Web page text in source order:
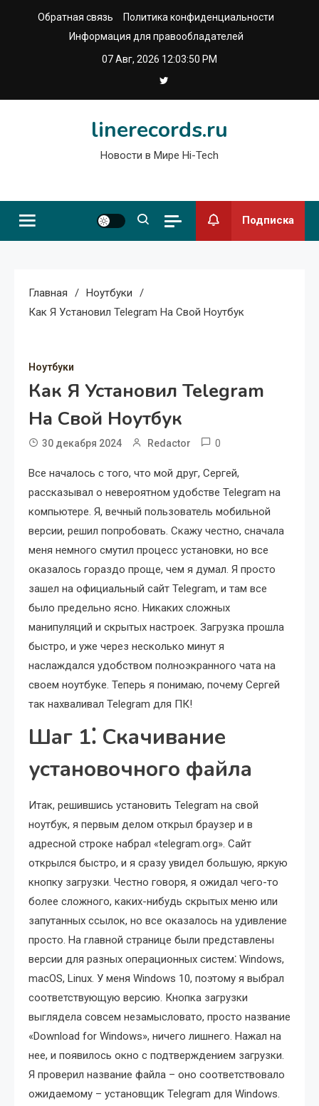
Обратная связь
Политика конфиденциальности
Информация для правообладателей
07 Авг, 2026 12:03:51 PM
linerecords.ru
Новости в Мире Hi-Tech
Подписка
Главная
Ноутбуки
Как Я Установил Telegram На Свой Ноутбук
Ноутбуки
Как Я Установил Telegram
На Свой Ноутбук
30 декабря 2024 Redactor 0
Все началось с того, что мой друг, Сергей,
рассказывал о невероятном удобстве Telegram на
компьютере. Я, вечный пользователь мобильной
версии, решил попробовать. Скажу честно, сначала
меня немного смутил процесс установки, но все
оказалось гораздо проще, чем я думал. Я просто
зашел на официальный сайт Telegram, и там все
было предельно ясно. Никаких сложных
манипуляций и скрытых настроек. Загрузка прошла
быстро, и уже через несколько минут я
наслаждался удобством полноэкранного чата на
своем ноутбуке. Теперь я понимаю, почему Сергей
так нахваливал Telegram для ПК!
Шаг 1⁚ Скачивание
установочного файла
Итак, решившись установить Telegram на свой
ноутбук, я первым делом открыл браузер и в
адресной строке набрал «telegram.org». Сайт
открылся быстро, и я сразу увидел большую, яркую
кнопку загрузки. Честно говоря, я ожидал чего-то
более сложного, каких-нибудь скрытых меню или
запутанных ссылок, но все оказалось на удивление
просто. На главной странице были представлены
версии для разных операционных систем⁚ Windows,
macOS, Linux. У меня Windows 10, поэтому я выбрал
соответствующую версию. Кнопка загрузки
выглядела совсем незамысловато, просто название
«Download for Windows», ничего лишнего. Нажал на
нее, и появилось окно с подтверждением загрузки.
Я проверил название файла – оно соответствовало
ожидаемому – установщик Telegram для Windows.